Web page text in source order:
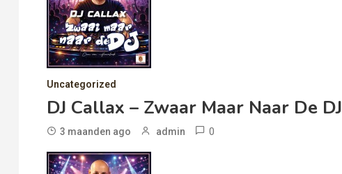
Uncategorized
DJ Callax – Zwaar Maar Naar De DJ
3 maanden ago admin 0